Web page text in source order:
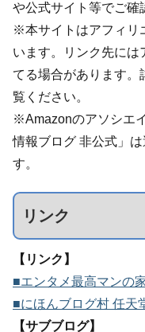
や公式サイト等でご確
※本サイトはアフィリ
います。リンク先には
てる場合があります。
覧ください。
※Amazonのアソシエ
情報ブログ 非公式」
す。
リンク
【リンク】
■エンタメ最高マンの
■にほんブログ村 任天
【サブブログ】